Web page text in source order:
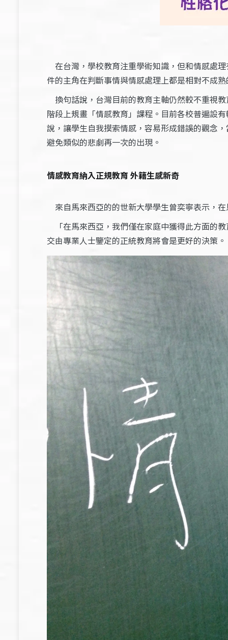
在台灣，學校教育注重學術知識，但和情感處
件的主角在判斷事情與情感處理上都是相對不成
換句話說，台灣目前的教育主軸仍然較不重視
階段上規畫「情感教育」課程。目前各校普遍設
說，讓學生自我摸索情感，容易形成錯誤的觀念
避免類似的悲劇再一次的出現。
情感教育納入正規教育外籍生感新奇
來自馬來西亞的的世新大學學生曾奕寧表示，
「在馬來西亞，我們僅在家庭中獲得此方面的
交由專業人士鑒定的正統教育將會是更好的決策。